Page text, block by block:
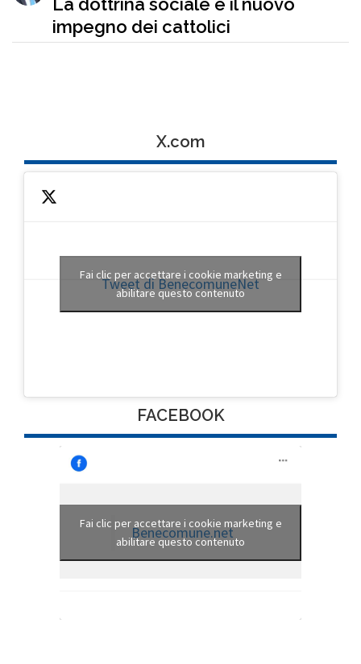
impegno dei cattolici
X.com
Tweet di BenecomuneNet
Fai clic per accettare i cookie marketing e
abilitare questo contenuto
FACEBOOK
Benecomune.net
Fai clic per accettare i cookie marketing e
abilitare questo contenuto